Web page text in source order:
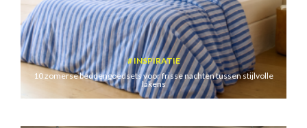
INSPIRATIE
10 zomerse beddengoedsets voor frisse nachten tussen stijlvolle
lakens